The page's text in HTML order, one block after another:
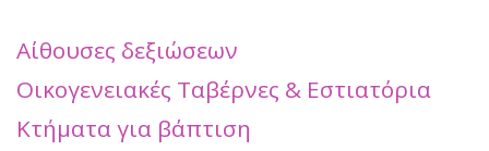
Αίθουσες δεξιώσεων
Οικογενειακές Ταβέρνες & Εστιατόρια
Κτήματα για βάπτιση